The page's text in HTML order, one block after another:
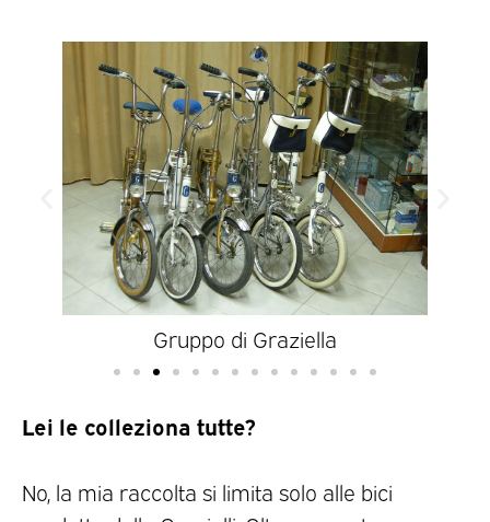
Gruppo di Graziella
Lei le colleziona tutte?
No, la mia raccolta si limita solo alle bici